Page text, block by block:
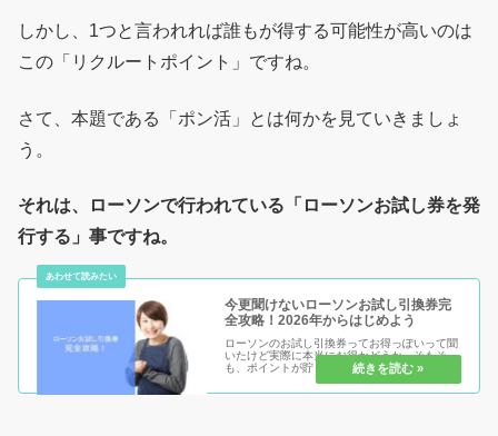
しかし、1つと言われれば誰もが得する可能性が高いのは
この「リクルートポイント」ですね。
さて、本題である「ポン活」とは何かを見ていきましょ
う。
それは、ローソンで行われている「ローソンお試し券を発
行する」事ですね。
今更聞けないローソンお試し引換券完
全攻略！2026年からはじめよう
ローソンのお試し引換券ってお得っぽいって聞
いたけど実際に本当にお得かどうか。そもそ
も、ポイントが貯まらないから利用できないと
お悩みの人もこの完全攻略を見れば、早ければ
数日で0Pからもお試し引換券利用が出来る人も